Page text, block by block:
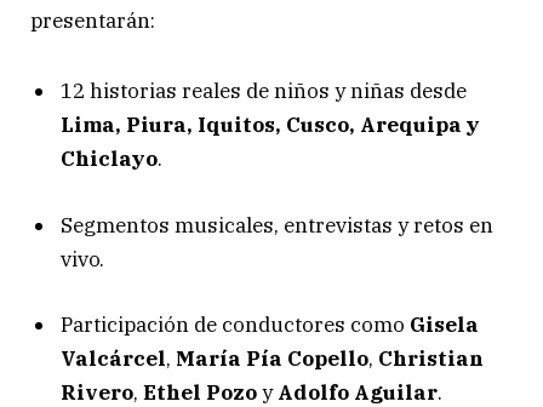
presentarán:
12 historias reales de niños y niñas desde
Lima, Piura, Iquitos, Cusco, Arequipa y
Chiclayo.
Segmentos musicales, entrevistas y retos en
vivo.
Participación de conductores como Gisela
Valcárcel, María Pía Copello, Christian
Rivero, Ethel PozoyAdolfo Aguilar.